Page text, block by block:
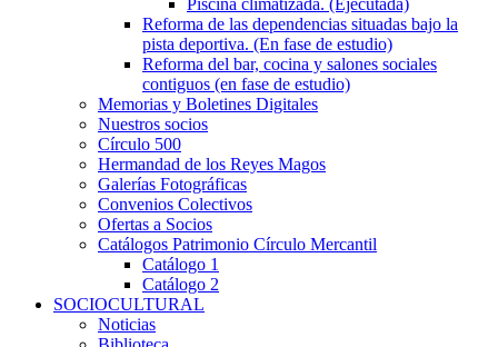
Piscina climatizada. (Ejecutada)
Reforma de las dependencias situadas bajo la
pista deportiva. (En fase de estudio)
Reforma del bar, cocina y salones sociales
contiguos (en fase de estudio)
Memorias y Boletines Digitales
Nuestros socios
Círculo 500
Hermandad de los Reyes Magos
Galerías Fotográficas
Convenios Colectivos
Ofertas a Socios
Catálogos Patrimonio Círculo Mercantil
Catálogo 1
Catálogo 2
SOCIOCULTURAL
Noticias